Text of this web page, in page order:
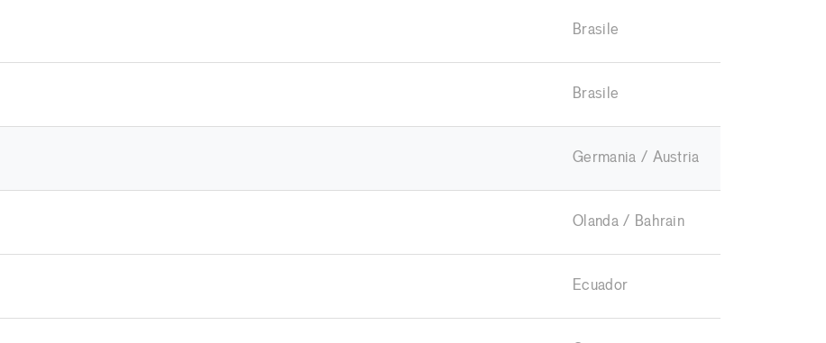
Brasile
Brasile
Germania / Austria
Olanda / Bahrain
Ecuador